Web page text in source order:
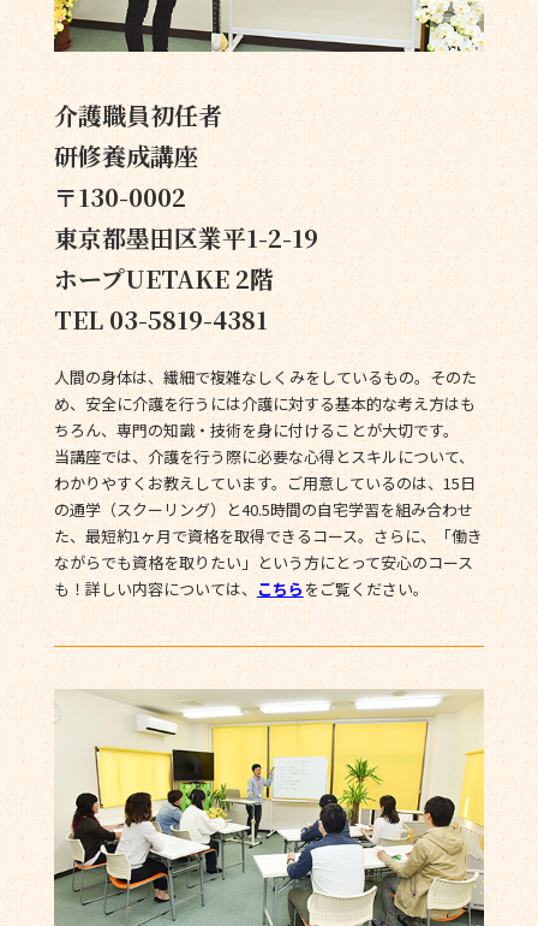
介護職員初任者
研修養成講座
〒130-0002
東京都墨田区業平1-2-19
ホープUETAKE 2階
TEL 03-5819-4381
人間の身体は、繊細で複雑なしくみをしているもの。そのた
め、安全に介護を行うには介護に対する基本的な考え方はも
ちろん、専門の知識・技術を身に付けることが大切です。
当講座では、介護を行う際に必要な心得とスキルについて、
わかりやすくお教えしています。ご用意しているのは、15日
の通学（スクーリング）と40.5時間の自宅学習を組み合わせ
た、最短約1ヶ月で資格を取得できるコース。さらに、「働き
ながらでも資格を取りたい」という方にとって安心のコース
も！詳しい内容については、こちらをご覧ください。